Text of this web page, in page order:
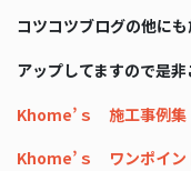
コツコツブログの他に
アップしてますので是
Khome’ｓ 施工事例集
Khome’ｓ ワンポイン